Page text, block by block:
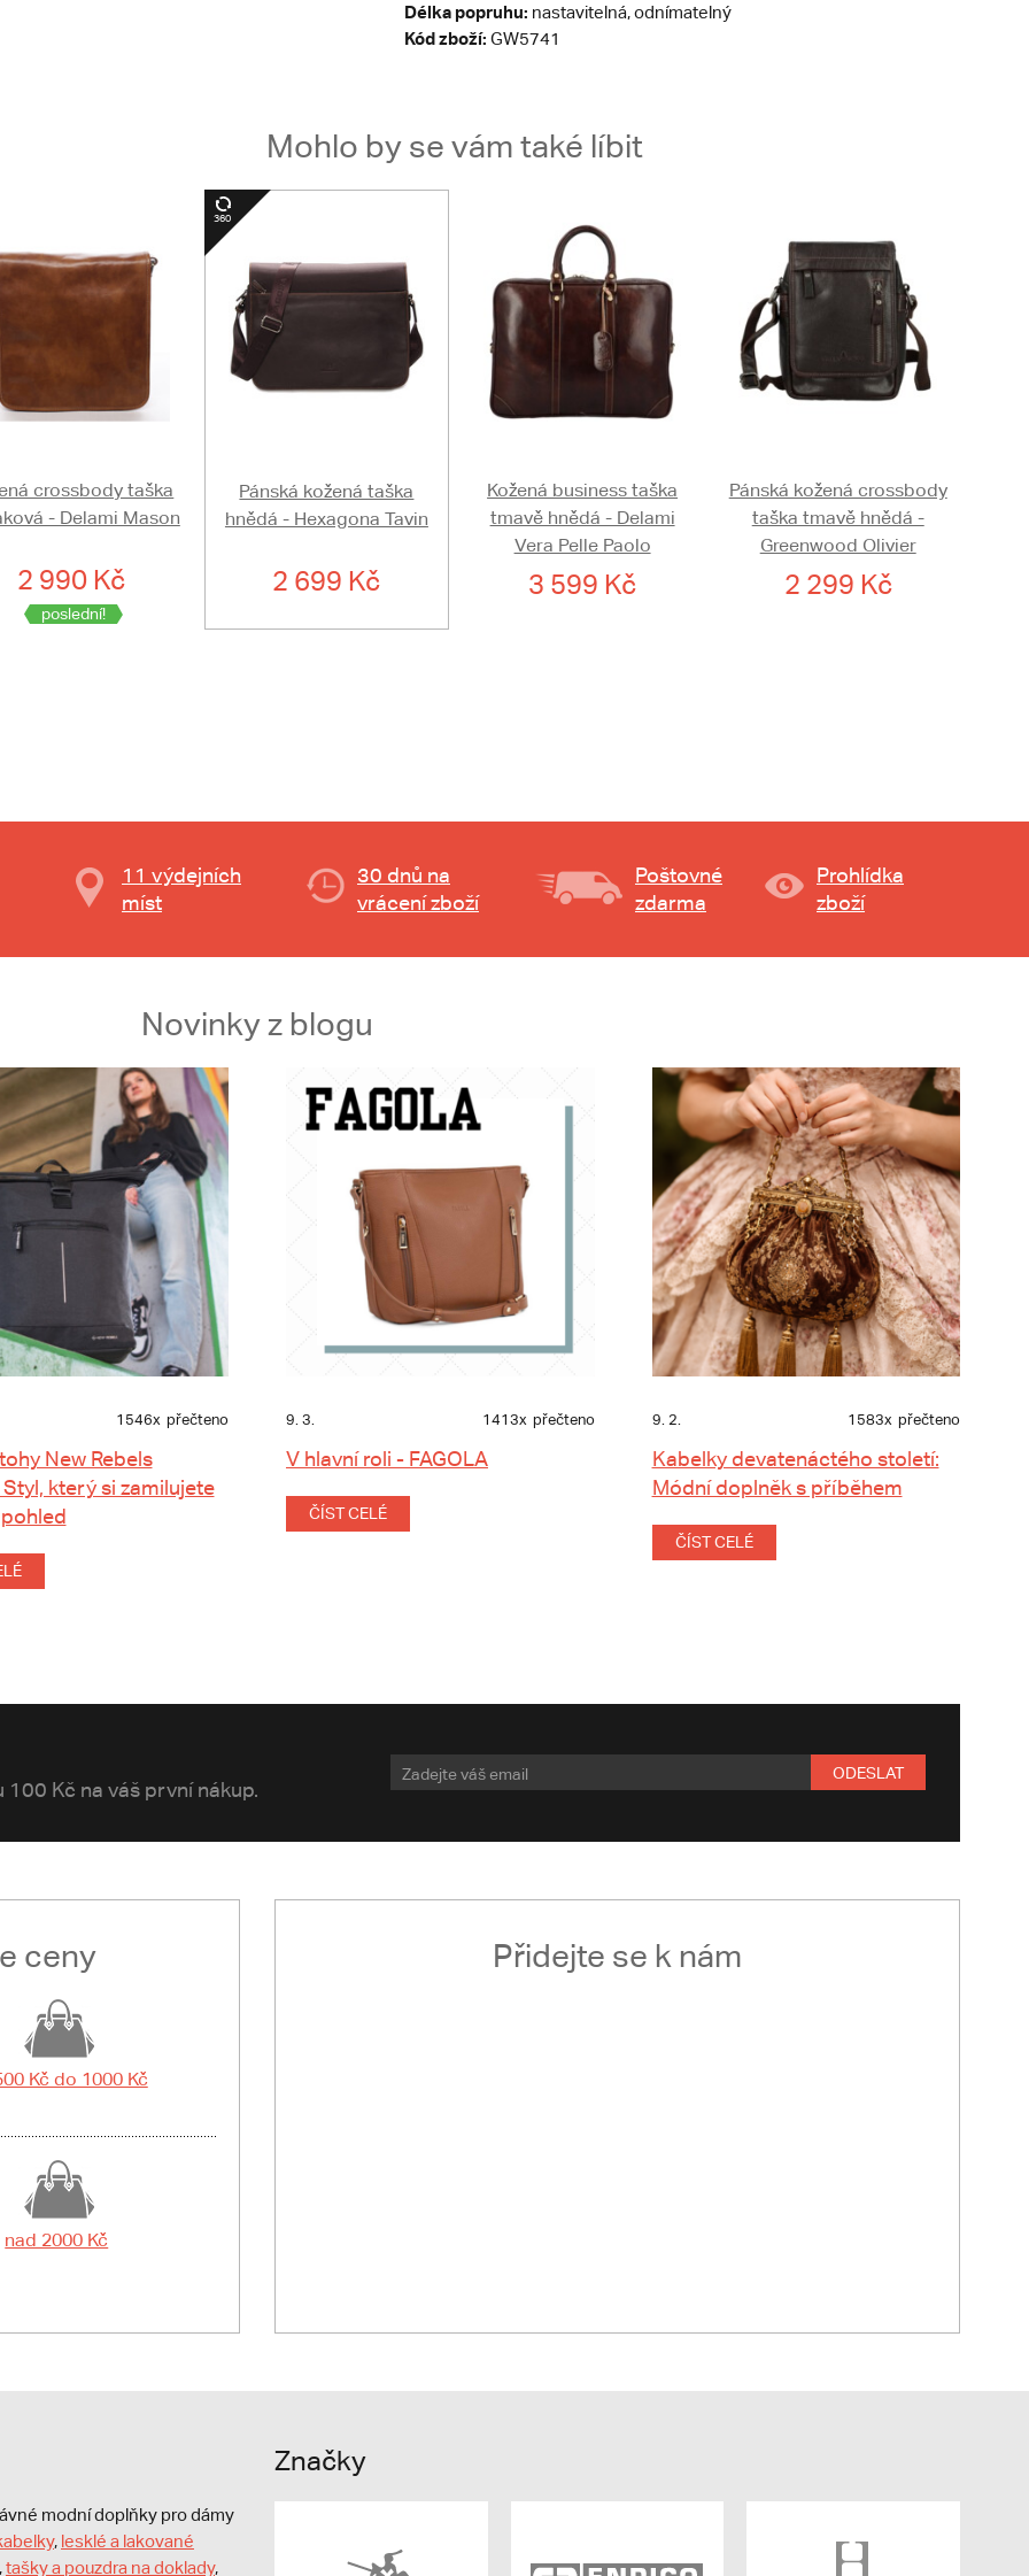
Délka popruhu: nastavitelná, odnímatelný
Kód zboží: GW5741
Mohlo by se vám také líbit
crossbody taška
- Delami Mason
2 990 Kč
poslední!
Pánská kožená taška
hnědá - Hexagona Tavin
2 699 Kč
Kožená business taška
tmavě hnědá - Delami
Vera Pelle Paolo
3 599 Kč
Pánská kožená crossbody
taška tmavě hnědá -
Greenwood Olivier
2 299 Kč
11 výdejních
míst
30 dnů na
vrácení zboží
Poštovné
zdarma
Prohlídka
zboží
Novinky z blogu
1546x přečteno
New Rebels
který si zamilujete
9. 3. 1413x přečteno
V hlavní roli - FAGOLA
ČÍST CELÉ
9. 2. 1583x přečteno
Kabelky devatenáctého století:
Módní doplněk s příběhem
ČÍST CELÉ
Kč na váš první nákup.
ODESLAT
ceny
Kč do 1000 Kč
nad 2000 Kč
Přidejte se k nám
modní doplňky pro dámy
, lesklé a lakované
,tašky a pouzdra na doklady,
Značky